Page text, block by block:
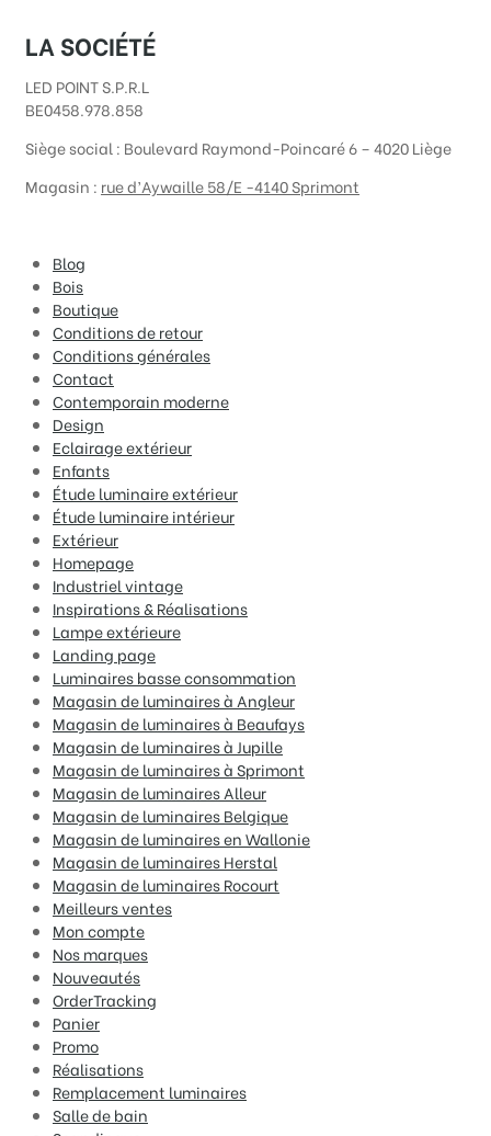
LA SOCIÉTÉ
LED POINT S.P.R.L
BE0458.978.858
Siège social : Boulevard Raymond-Poincaré 6 – 4020 Liège
Magasin : rue d’Aywaille 58/E -4140 Sprimont
Blog
Bois
Boutique
Conditions de retour
Conditions générales
Contact
Contemporain moderne
Design
Eclairage extérieur
Enfants
Étude luminaire extérieur
Étude luminaire intérieur
Extérieur
Homepage
Industriel vintage
Inspirations & Réalisations
Lampe extérieure
Landing page
Luminaires basse consommation
Magasin de luminaires à Angleur
Magasin de luminaires à Beaufays
Magasin de luminaires à Jupille
Magasin de luminaires à Sprimont
Magasin de luminaires Alleur
Magasin de luminaires Belgique
Magasin de luminaires en Wallonie
Magasin de luminaires Herstal
Magasin de luminaires Rocourt
Meilleurs ventes
Mon compte
Nos marques
Nouveautés
OrderTracking
Panier
Promo
Réalisations
Remplacement luminaires
Salle de bain